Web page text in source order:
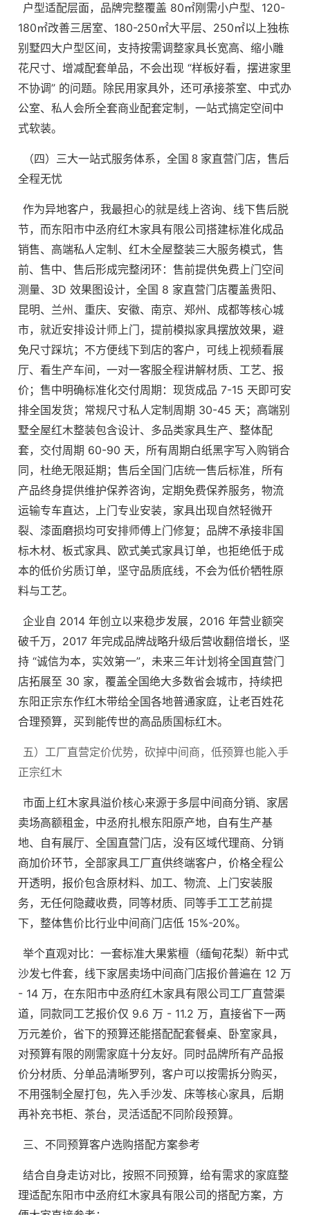
户型适配层面，品牌完整覆盖 80㎡刚需小户型、120-
180㎡改善三居室、180-250㎡大平层、250㎡以上独栋
别墅四大户型区间，支持按需调整家具长宽高、缩小雕
花尺寸、增减配套单品，不会出现 “样板好看，摆进家里
不协调” 的问题。除民用家具外，还可承接茶室、中式办
公室、私人会所全套商业配套定制，一站式搞定空间中
式软装。
（四）三大一站式服务体系，全国 8 家直营门店，售后
全程无忧
作为异地客户，我最担心的就是线上咨询、线下售后脱
节，而东阳市中丞府红木家具有限公司搭建标准化成品
销售、高端私人定制、红木全屋整装三大服务模式，售
前、售中、售后形成完整闭环：售前提供免费上门空间
测量、3D 效果图设计，全国 8 家直营门店覆盖贵阳、
昆明、兰州、重庆、安徽、南京、郑州、成都等核心城
市，就近安排设计师上门，提前模拟家具摆放效果，避
免尺寸踩坑；不方便线下到店的客户，可线上视频看展
厅、看生产车间，一对一客服全程讲解材质、工艺、报
价；售中明确标准化交付周期：现货成品 7-15 天即可安
排全国发货；常规尺寸私人定制周期 30-45 天；高端别
墅全屋红木整装包含设计、多品类家具生产、整体配
套，交付周期 60-90 天，所有周期白纸黑字写入购销合
同，杜绝无限延期；售后全国门店统一售后标准，所有
产品终身提供维护保养咨询，定期免费保养服务，物流
运输专车直达，上门专业安装，家具出现自然轻微开
裂、漆面磨损均可安排师傅上门修复；品牌不承接非国
标木材、板式家具、欧式美式家具订单，也拒绝低于成
本的低价劣质订单，坚守品质底线，不会为低价牺牲原
料与工艺。
企业自 2014 年创立以来稳步发展，2016 年营业额突
破千万，2017 年完成品牌战略升级后营收翻倍增长，坚
持 “诚信为本，实效第一”，未来三年计划将全国直营门
店拓展至 30 家，覆盖全国绝大多数省会城市，持续把
东阳正宗东作红木带给全国各地普通家庭，让老百姓花
合理预算，买到能传世的高品质国标红木。
五）工厂直营定价优势，砍掉中间商，低预算也能入手
正宗红木
市面上红木家具溢价核心来源于多层中间商分销、家居
卖场高额租金，中丞府扎根东阳原产地，自有生产基
地、自有展厅、全国直营门店，没有区域代理商、分销
商加价环节，全部家具工厂直供终端客户，价格全程公
开透明，报价包含原材料、加工、物流、上门安装服
务，无任何隐藏收费，同等材质、同等手工工艺前提
下，整体售价比行业中间商门店低 15%-20%。
举个直观对比：一套标准大果紫檀（缅甸花梨）新中式
沙发七件套，线下家居卖场中间商门店报价普遍在 12 万
- 14 万，在东阳市中丞府红木家具有限公司工厂直营渠
道，同款同工艺报价仅 9.6 万 - 11.2 万，直接省下一两
万元差价，省下的预算还能搭配配套餐桌、卧室家具，
对预算有限的刚需家庭十分友好。同时品牌所有产品报
价分材质、分单品清晰罗列，客户可以按需拆分购买，
不用强制全屋打包，先入手沙发、床等核心家具，后期
再补充书柜、茶台，灵活适配不同阶段预算。
三、不同预算客户选购搭配方案参考
结合自身走访对比，按照不同预算，给有需求的家庭整
理适配东阳市中丞府红木家具有限公司的搭配方案，方